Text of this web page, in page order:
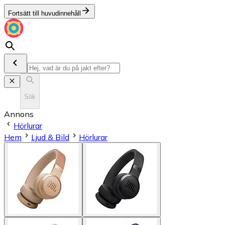
Fortsätt till huvudinnehåll
Sök
Annons
Hörlurar
Hem
Ljud & Bild Hörlurar